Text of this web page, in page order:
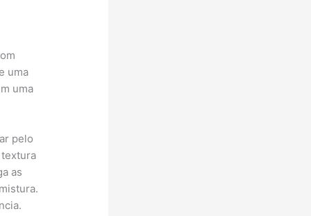
uma
uma
pelo
as